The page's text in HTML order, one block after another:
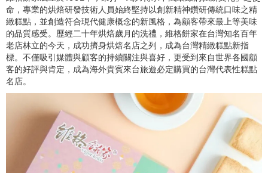
구
매
사
이
트
命，專業的烘焙研發技術人員始終堅持以創新精神鑽研傳統口味之精
緻糕點，並創造符合現代健康概念的新風格，為顧客帶來最上等美味
的品質感受。歷經二十年烘焙歲月的洗禮，維格餅家在台灣知名百年
老店林立的今天，成功擠身烘焙名店之列，成為台灣精緻糕點新指
標。不僅吸引媒體與顧客的持續關注與喜好，更受到來自世界各國顧
客的好評與肯定，成為海外貴賓來台旅遊必定購買的台灣代表性糕點
名店。